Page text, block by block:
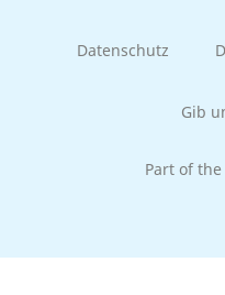
Datenschutz
Gib
Part of the